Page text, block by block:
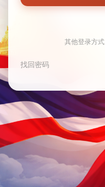
其他登录方式
找回密码